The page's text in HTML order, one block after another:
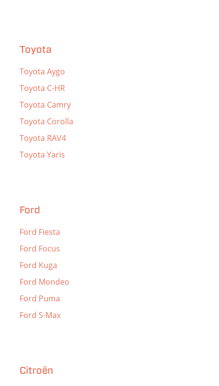
Toyota
Toyota Aygo
Toyota C-HR
Toyota Camry
Toyota Corolla
Toyota RAV4
Toyota Yaris
Ford
Ford Fiesta
Ford Focus
Ford Kuga
Ford Mondeo
Ford Puma
Ford S-Max
Citroën